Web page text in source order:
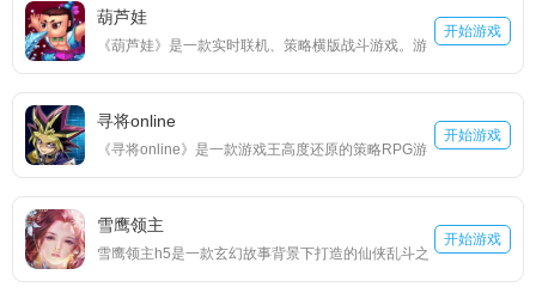
仙一起开启时空之旅吧！
片面积不算大的荒野，居然有着这么丰富的生态环
境，难免让人想到了之前的“生态圈2号”，但故事的背
跟随4位不同命运的主角，一起探索荒野的秘密。
葫芦娃
《葫芦娃》是一款实时联机、策略横版战斗游戏。游
戏还原原作的剪纸人物设定，尊崇原汁原味的故事剧
跟随剧情的脚步，再度体验葫芦娃们的苦难与挫折，
同时将逐一解锁七个葫芦娃，让他们参与到游戏的战
了原作中的天赋能力，拥有自己独特的属性与技能，
还有着特有的属性成长分布，这也决定了他们在战斗
开始游戏
寻将online
《寻将online》是一款游戏王高度还原的策略RPG游
戏，“青眼白龙”“黑魔导”“天空龙”记忆中一张张经典的
事背景，深度的掌机游戏王还原，烧脑的策略玩法，
玩出属于你自己的游戏王。
开始游戏
雪鹰领主
雪鹰领主h5是一款玄幻故事背景下打造的仙侠乱斗之
争的放置类h5网页游戏，同名小说再次燃点，原版的
开始游戏